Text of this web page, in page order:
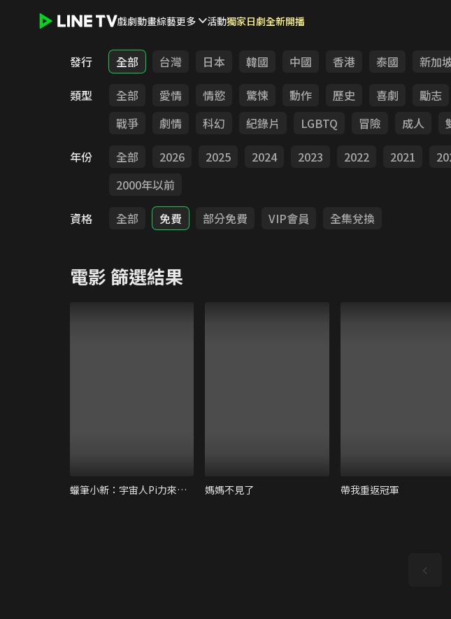
戲劇動畫綜藝更多 活動獨家日劇全新開播
發行 全部 台灣 日本 韓國 中國 香港 泰國 新加
類型
全部 愛情 情慾 驚悚 動作 歷史 喜劇 勵志
戰爭
劇情 科幻 紀錄片 LGBTQ 冒險 成人
年份
全部 2026 2025 2024 2023 2022 2021
2000年以前
資格
全部 免費 部分免費 VIP會員 全集兌換
電影 篩選結果
蠟筆小新：宇宙人Pi力來襲！ 媽媽不見了 帶我重返冠軍